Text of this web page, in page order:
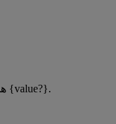
هذا مسار رحلة جديد للمسافرين سيبدأ تشغيله من {value?}.